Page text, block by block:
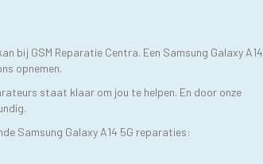
bij GSM Reparatie Centra. Een Samsung Galaxy A14
opnemen.
staat klaar om jou te helpen. En door onze
Samsung Galaxy A14 5G reparaties: